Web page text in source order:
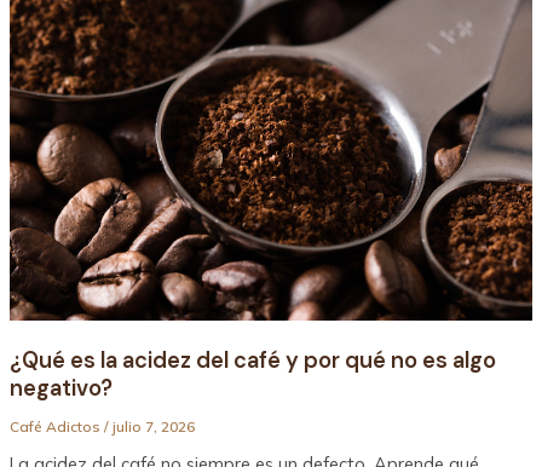
¿Qué es la acidez del café y por qué no es algo
negativo?
Café Adictos / julio 7, 2026
es
la
acidez
del
café
y
por
qué
no
es
algo